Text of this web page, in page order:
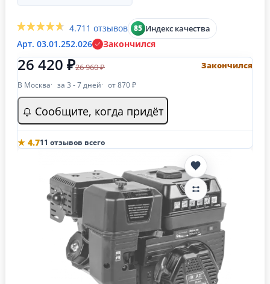
4.711 отзывов 85 Индекс качества
Арт. 03.01.252.026 Закончился
26 420 ₽26 960 ₽ Закончился
В Москва за 3 - 7 дней от 870 ₽
Сообщите, когда придёт
★ 4.711 отзывов всего